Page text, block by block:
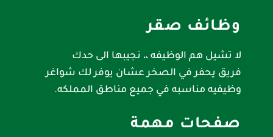
وظائف صقر
لا تشيل هم الوظيفه ،، نجيبها الى حدك
فريق يحفر في الصخر عشان يوفر لك شواغر
وظيفيه مناسبه في جميع مناطق المملكه.
صفحات مهمة